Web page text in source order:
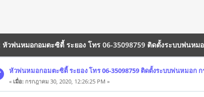
หัวพ่นหมอกอมตะซิตี้ ระยอง โทร 06-35098759 ติดตั้งระบบพ่นหม
หัวพ่นหมอกอมตะซิตี้ ระยอง โทร 06-35098759 ติดตั้งระบบพ่นหมอก ก
« เมื่อ:กรกฎาคม 30, 2020, 12:26:25 PM »